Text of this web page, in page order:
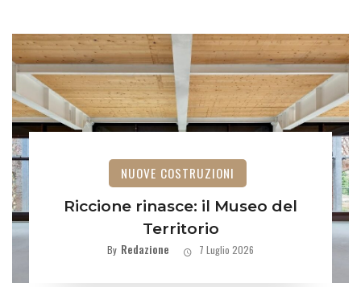
NUOVE COSTRUZIONI
Riccione rinasce: il Museo del
Territorio
By Redazione 7 Luglio 2026